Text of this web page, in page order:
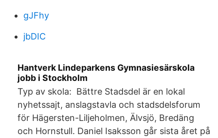
gJFhy
jbDIC
Hantverk Lindeparkens Gymnasiesärskola
jobb i Stockholm
Typ av skola: Bättre Stadsdel är en lokal
nyhetssajt, anslagstavla och stadsdelsforum
för Hägersten-Liljeholmen, Älvsjö, Bredäng
och Hornstull. Daniel Isaksson går sista året på